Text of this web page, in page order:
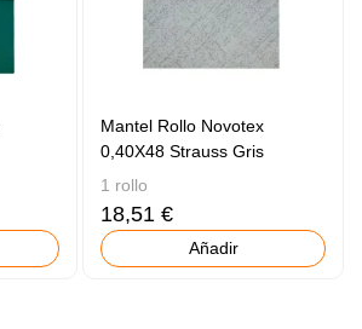
Mantel Rollo Novotex
0,40X48 Strauss Gris
1 rollo
18,51 €
Añadir